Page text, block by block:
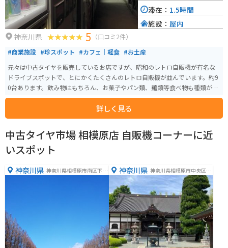
神奈川県 5 （口コミ2件）
#商業施設 #珍スポット #カフェ｜軽食 #お土産
元々は中古タイヤを販売しているお店ですが、昭和のレトロ自販機が有名な
ドライブスポットで、とにかくたくさんのレトロ自販機が並んでいます。約9
0台あります。飲み物はもちろん、お菓子やパン類、麺類等食べ物も種類が豊
富です。また自販機コーナーなので24時間365日空いており、老若男女問わず
様々な年代の人達が楽しんでいます。詳しく見る
滞在： 1.5時間
施設： 屋内
中古タイヤ市場 相模原店 自販機コーナーに近
いスポット
神奈川県 神奈川県相模原市南区下溝
３２７７
神奈川県 神奈川県相模原市中央区東
淵野辺３丁目２５−２５−１